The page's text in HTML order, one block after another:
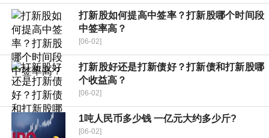
打新股如何提高中签率？打新股哪个时间段
中签率高？
[06-02]
打新股好还是打新债好？打新债和打新股哪
个收益高？
[06-02]
1吨人民币多少钱 一亿元大约多少斤?
[06-02]